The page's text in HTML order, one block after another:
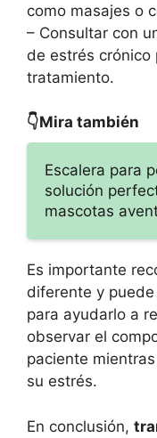
como masajes o
– Consultar con
de estrés crónico
tratamiento.
👇Mira también
Escalera para
solución
mascotas
Es importante
diferente y
para ayudarlo a
observar el
paciente
su estrés.
En conclusión,